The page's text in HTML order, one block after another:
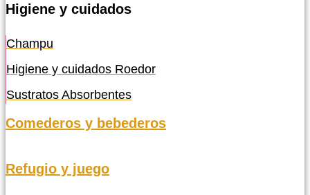
Higiene y cuidados
Champu
Higiene y cuidados Roedor
Sustratos Absorbentes
Comederos y bebederos
Refugio y juego